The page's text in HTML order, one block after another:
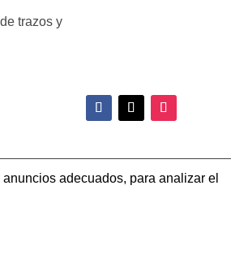
trazos y
adecuados, para analizar el